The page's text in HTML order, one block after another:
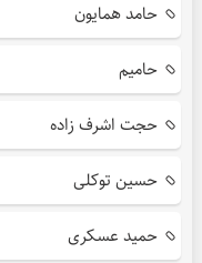
حامد همایون
حامیم
حجت اشرف زاده
حسین توکلی
حمید عسکری